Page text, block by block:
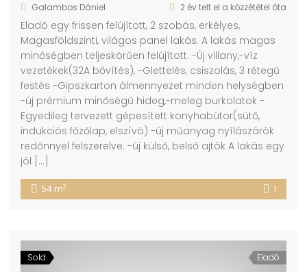
Galambos Dániel
2 év telt el a közzététel óta
Eladó egy frissen felújított, 2 szobás, erkélyes,
Magasföldszinti, világos panel lakás. A lakás magas
minőségben teljeskörűen felújított. -Új villany,-víz
vezetékek(32A bővítés), -Glettelés, csiszolás, 3 rétegű
festés -Gipszkarton álmennyezet minden helységben
-új prémium minőségű hideg,-meleg burkolatok -
Egyedileg tervezett gépesített konyhabútor(sütő,
indukciós főzőlap, elszívó) -új műanyag nyílászárók
redőnnyel felszerelve. -új külső, belső ajtók A lakás egy
jól […]
54 m2 1
Sold Eladó